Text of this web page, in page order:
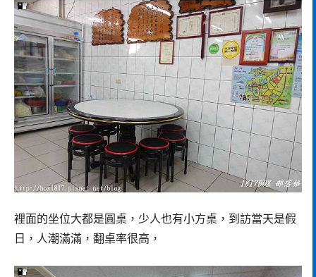
裡面的坐位大都是圓桌，少人也有小方桌，到訪當天是假
日，人潮滿滿，翻桌率很高，